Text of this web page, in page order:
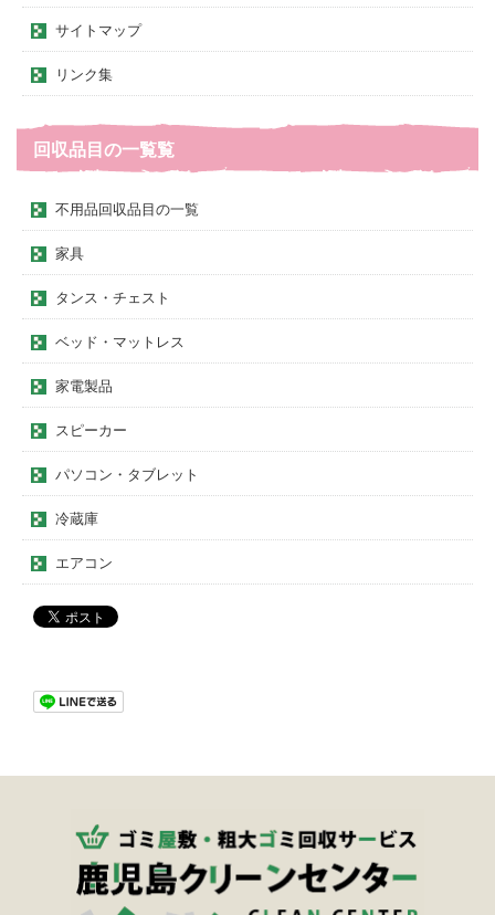
サイトマップ
リンク集
回収品目の一覧覧
不用品回収品目の一覧
家具
タンス・チェスト
ベッド・マットレス
家電製品
スピーカー
パソコン・タブレット
冷蔵庫
エアコン